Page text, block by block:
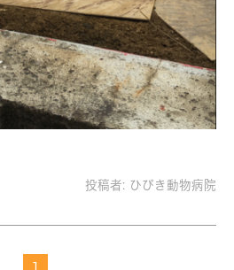
投稿者: ひびき動物病院